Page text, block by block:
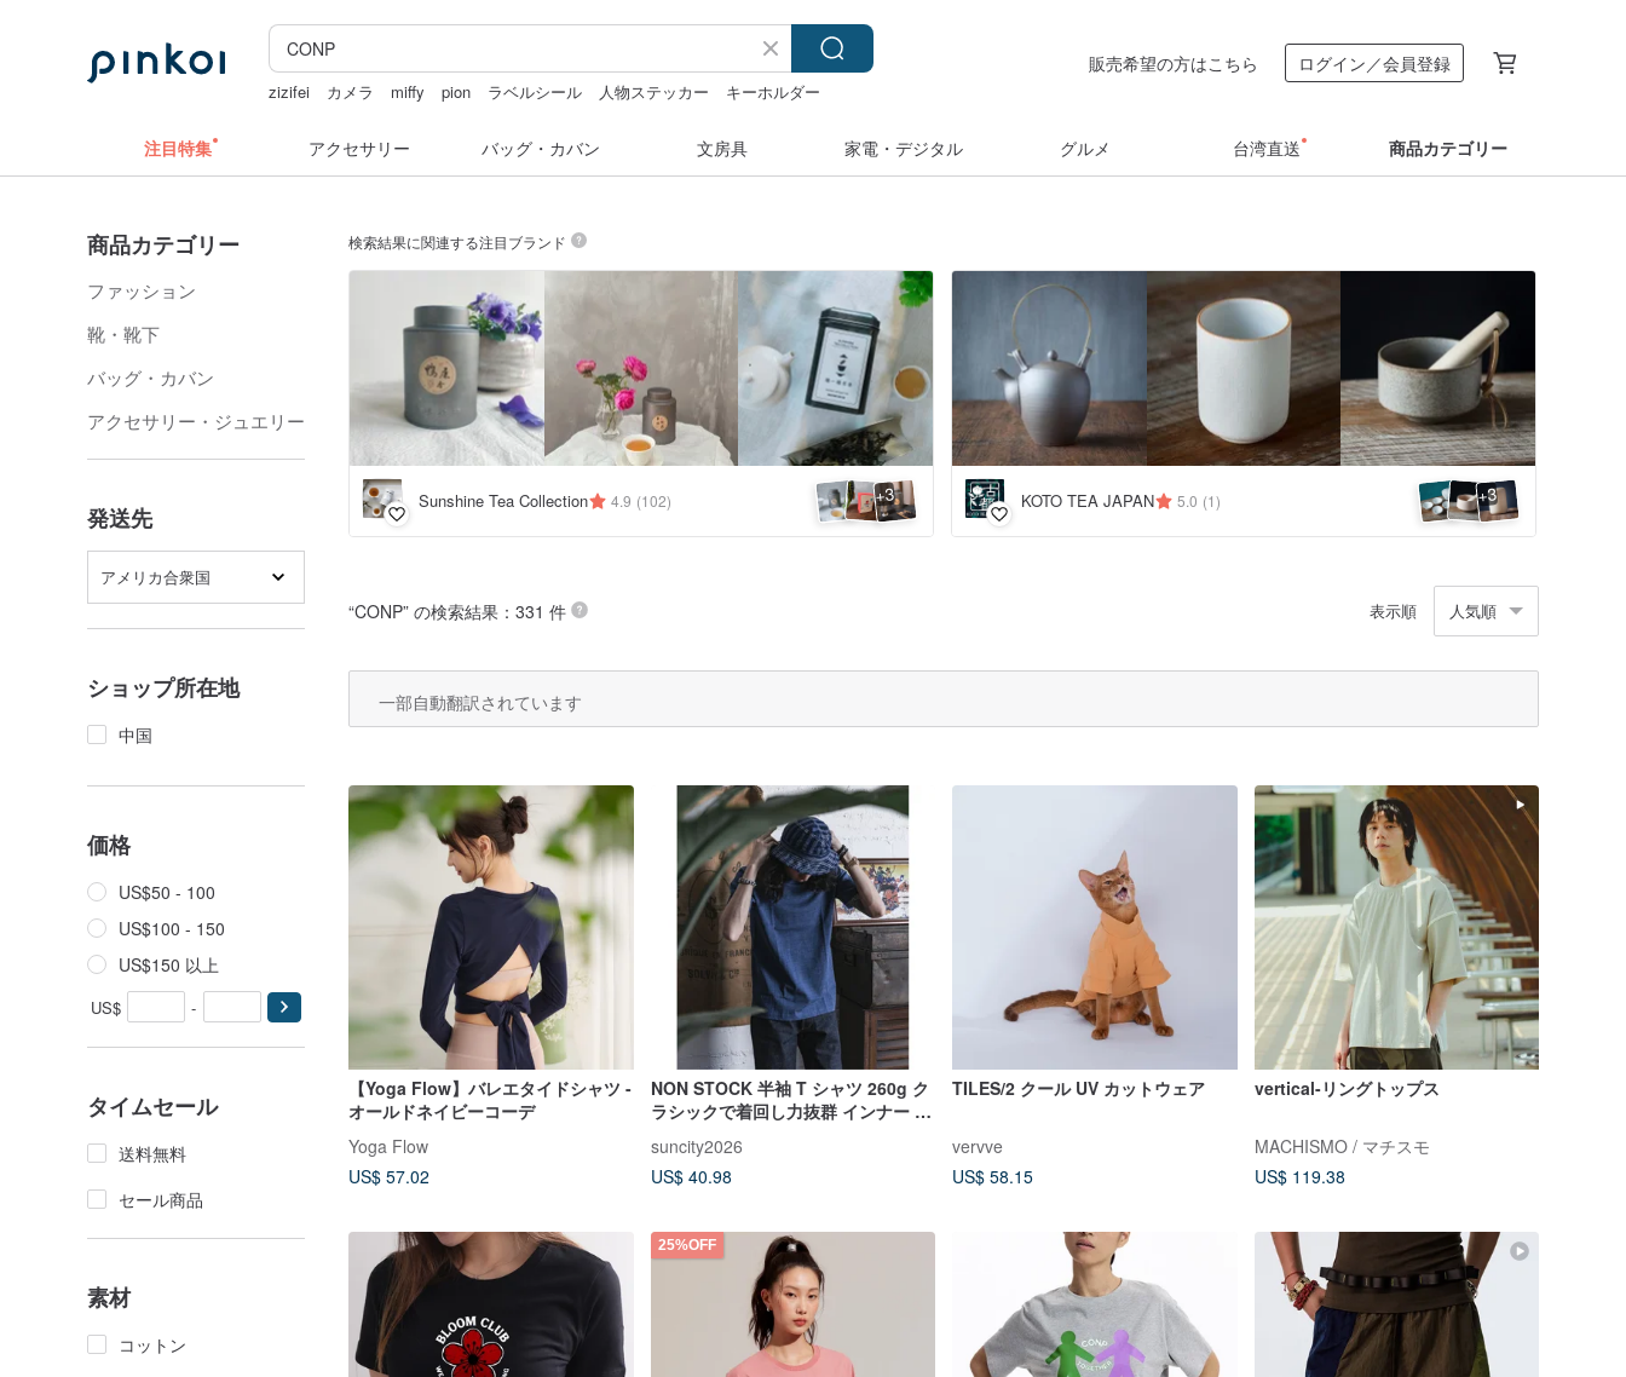
zizifei カメラ miffy pion ラベルシール 人物ステッカー
キーホルダー
販売希望の方はこちら ログイン／会員登録
注目特集 アクセサリー バッグ・カバン 文房具 家電・デジタル グルメ 台湾直送 商品カテゴリー
商品カテゴリー
ファッション
靴・靴下
バッグ・カバン
アクセサリー・ジュエリー
発送先
アメリカ合衆国
ショップ所在地
中国
価格
US$50 - 100
US$100 - 150
US$150 以上
US$ -
タイムセール
送料無料
セール商品
素材
コットン
検索結果に関連する注目ブランド
Sunshine Tea Collection 4.9 (102) +3 KOTO TEA JAPAN 5.0 (1) +3
“CONP” の検索結果：331 件 表示順 人気順
一部自動翻訳されています
【Yoga Flow】バレエタイドシャツ -
オールドネイビーコーデ
Yoga Flow
US$ 57.02
NON STOCK 半袖 T シャツ 260g ク
ラシックで着回し力抜群 インナー 快
suncity2026
US$ 40.98
TILES/2 クール UV カットウェア
vervve
US$ 58.15
vertical-リングトップス
MACHISMO / マチスモ
US$ 119.38
25%OFF